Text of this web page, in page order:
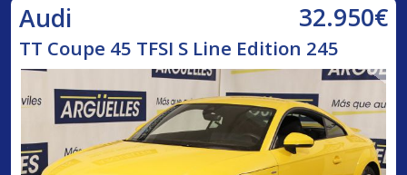
Audi 32.950€
TT Coupe 45 TFSI S Line Edition 245